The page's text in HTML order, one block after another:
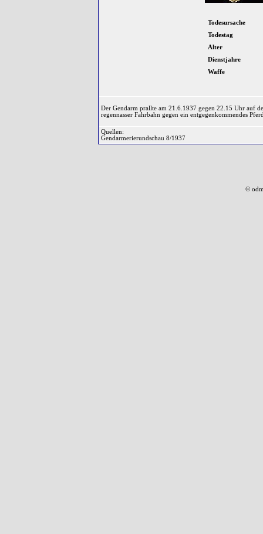
Todesursache
Todestag
Alter
Dienstjahre
Waffe
Der Gendarm prallte am 21.6.1937 gegen 22.15 Uhr auf
regennasser Fahrbahn gegen ein entgegenkommendes
Quellen:
Gendarmerierundschau 8/1937
©